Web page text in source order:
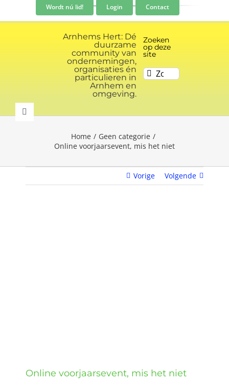
inhoud
Wordt nú lid! Login Contact
Arnhems Hert: Dé
duurzame
community van
ondernemingen,
organisaties én
particulieren in
Arnhem en
omgeving.
Zoeken
op deze
site
Zoeken
naar:
Toggle
CommunityHome
Geen categorie
Online voorjaarsevent, mis het niet
Vorige Volgende
Online voorjaarsevent, mis het niet